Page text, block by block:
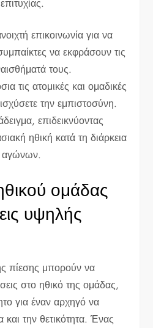
επικοινωνία για να
να εκφράσουν τις
τους.
τις ατομικές και ομαδικές
την εμπιστοσύνη.
επιδεικνύοντας
ηθική κατά τη διάρκεια
αγώνων.
ομάδας
υψηλής
πίεσης μπορούν να
στο ηθικό της ομάδας,
για έναν αρχηγό να
και την θετικότητα. Ένας